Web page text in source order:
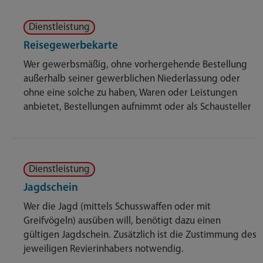
Dienstleistung
Reisegewerbekarte
Wer gewerbsmäßig, ohne vorhergehende Bestellung
außerhalb seiner gewerblichen Niederlassung oder
ohne eine solche zu haben, Waren oder Leistungen
anbietet, Bestellungen aufnimmt oder als Schausteller
Dienstleistung
Jagdschein
Wer die Jagd (mittels Schusswaffen oder mit
Greifvögeln) ausüben will, benötigt dazu einen
gültigen Jagdschein. Zusätzlich ist die Zustimmung des
jeweiligen Revierinhabers notwendig.